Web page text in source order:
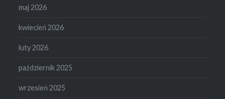
maj 2026
kwiecień 2026
luty 2026
październik 2025
wrzesień 2025